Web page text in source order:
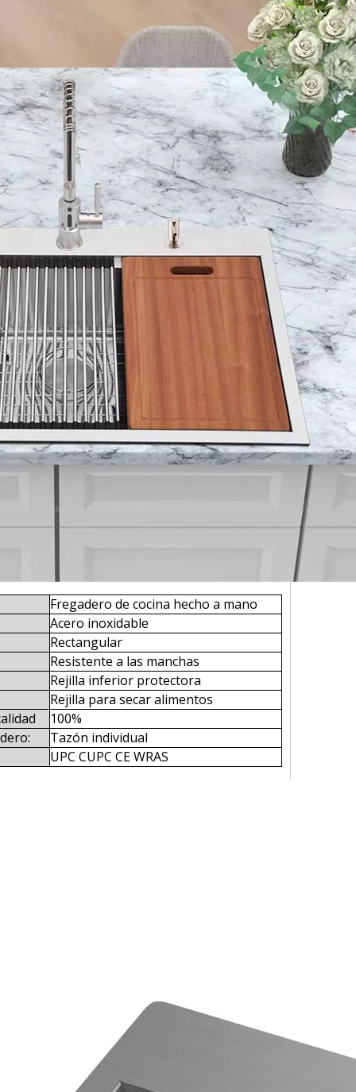
Fregadero de cocina hecho a mano
Acero inoxidable
Rectangular
Resistente a las manchas
Rejilla inferior protectora
Rejilla para secar alimentos
100%
Tazón individual
UPC CUPC CE WRAS